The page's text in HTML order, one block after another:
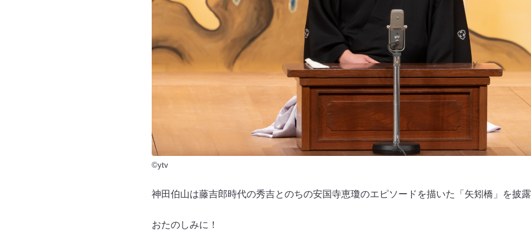
©ytv
神田伯山は藤吉郎時代の秀吉とのちの安国寺恵瓊のエピソードを描いた「矢矧橋」を披
おたのしみに！